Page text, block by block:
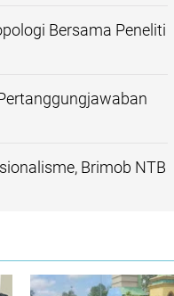
Bersama Peneliti
Brimob NTB